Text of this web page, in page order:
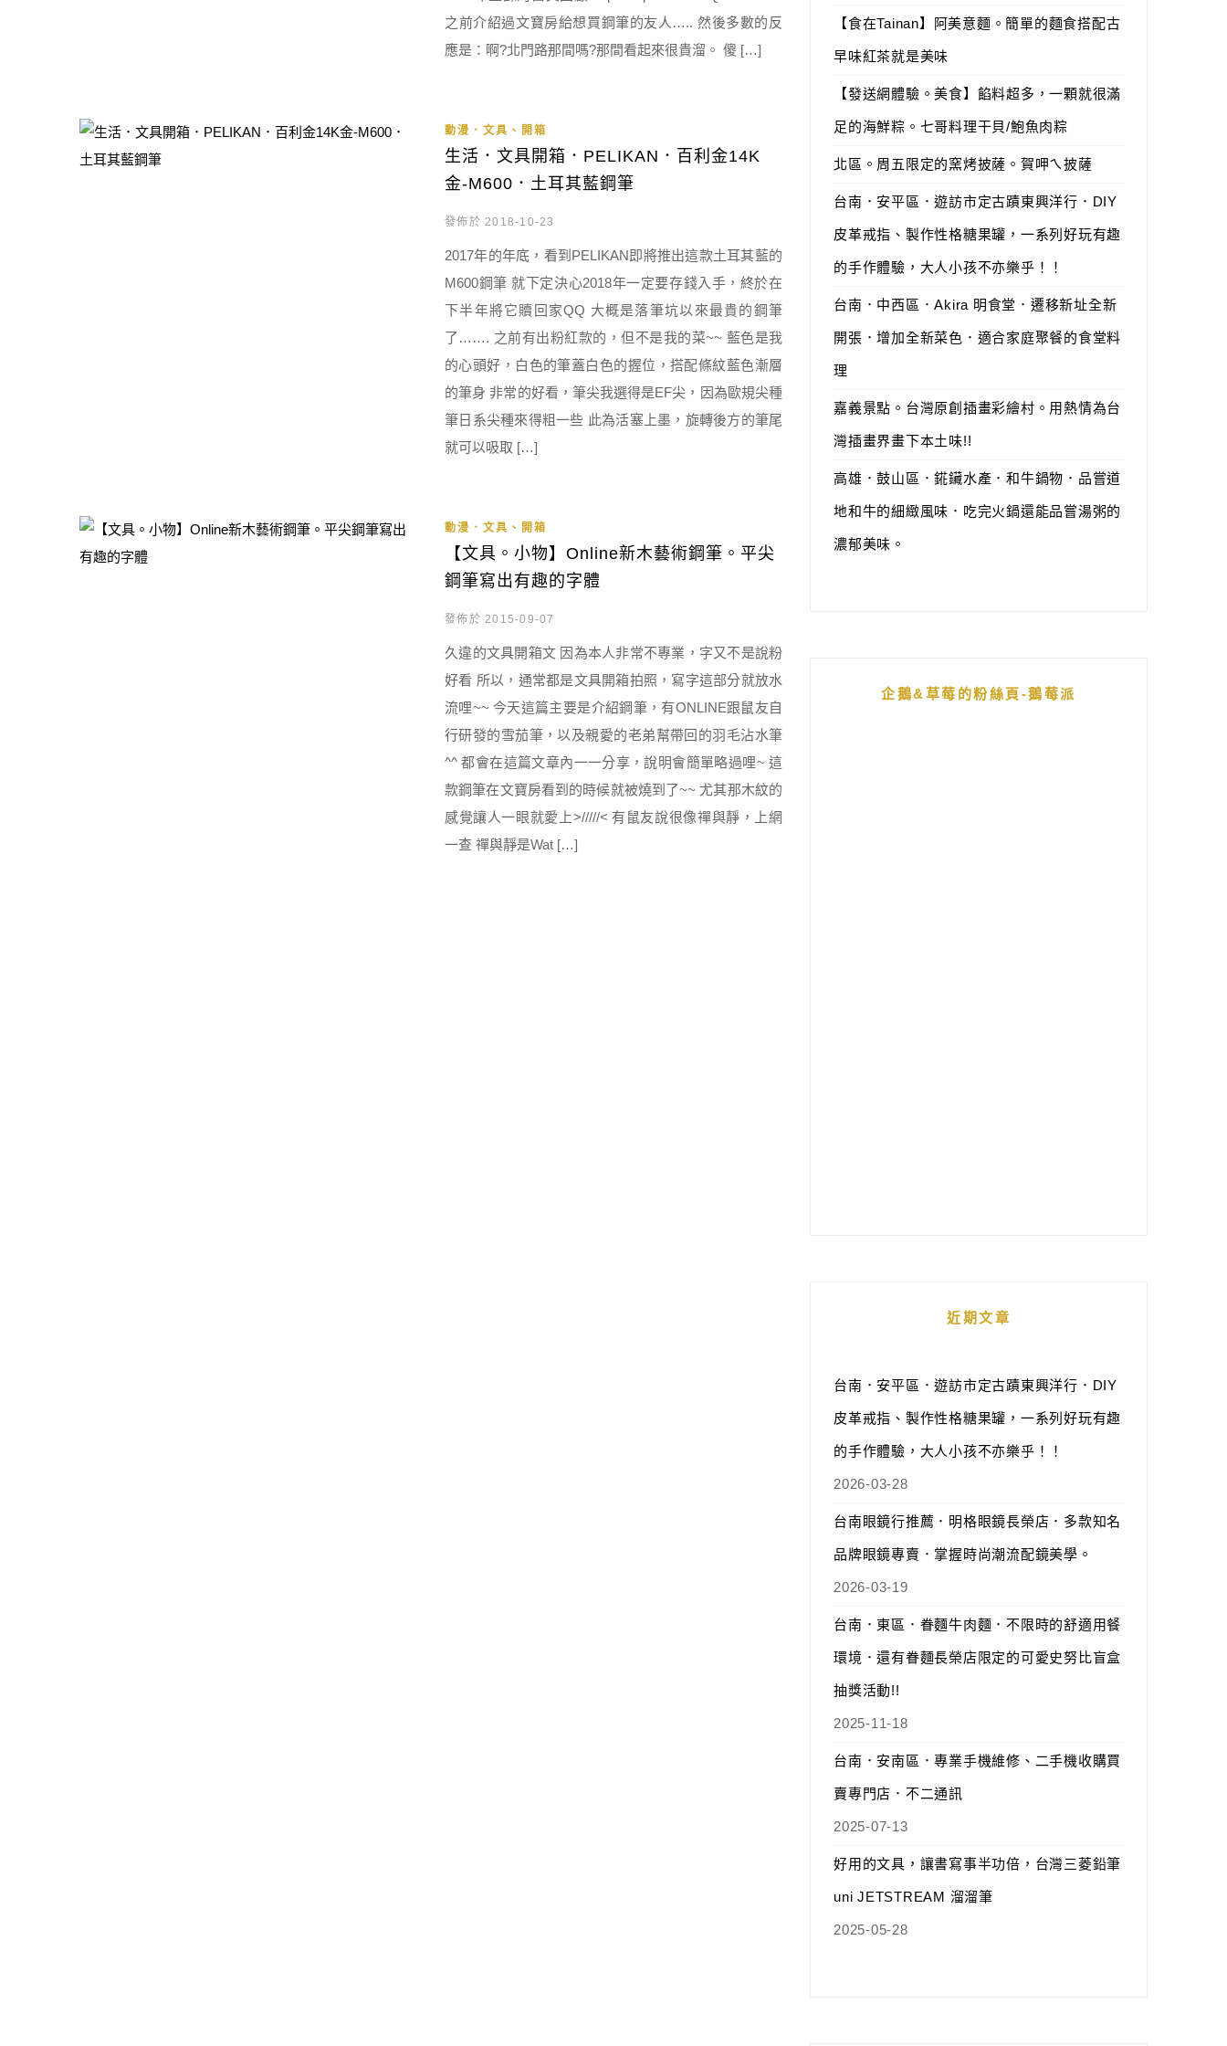
之前介紹過文寶房給想買鋼筆的友人….. 然後多數的反
應是：啊?北門路那間嗎?那間看起來很貴溜。 傻 […]
動漫．文具、開箱
生活．文具開箱．PELIKAN．百利金14K
金-M600．土耳其藍鋼筆
發佈於 2018-10-23
2017年的年底，看到PELIKAN即將推出這款土耳其藍的
M600鋼筆 就下定決心2018年一定要存錢入手，終於在
下半年將它贖回家QQ 大概是落筆坑以來最貴的鋼筆
了……. 之前有出粉紅款的，但不是我的菜~~ 藍色是我
的心頭好，白色的筆蓋白色的握位，搭配條紋藍色漸層
的筆身 非常的好看，筆尖我選得是EF尖，因為歐規尖種
筆日系尖種來得粗一些 此為活塞上墨，旋轉後方的筆尾
就可以吸取 […]
動漫．文具、開箱
【文具。小物】Online新木藝術鋼筆。平尖
鋼筆寫出有趣的字體
發佈於 2015-09-07
久違的文具開箱文 因為本人非常不專業，字又不是說粉
好看 所以，通常都是文具開箱拍照，寫字這部分就放水
流哩~~ 今天這篇主要是介紹鋼筆，有ONLINE跟鼠友自
行研發的雪茄筆，以及親愛的老弟幫帶回的羽毛沾水筆
^^ 都會在這篇文章內一一分享，說明會簡單略過哩~ 這
款鋼筆在文寶房看到的時候就被燒到了~~ 尤其那木紋的
感覺讓人一眼就愛上>/////< 有鼠友說很像禪與靜，上網
一查 禪與靜是Wat […]
【食在Tainan】阿美意麵。簡單的麵食搭配古
早味紅茶就是美味
【發送網體驗。美食】餡料超多，一顆就很滿
足的海鮮粽。七哥料理干貝/鮑魚肉粽
北區。周五限定的窯烤披薩。賀呷ㄟ披薩
台南．安平區．遊訪市定古蹟東興洋行．DIY
皮革戒指、製作性格糖果罐，一系列好玩有趣
的手作體驗，大人小孩不亦樂乎！！
台南．中西區．Akira 明食堂．遷移新址全新
開張．增加全新菜色．適合家庭聚餐的食堂料
理
嘉義景點。台灣原創插畫彩繪村。用熱情為台
灣插畫界畫下本土味!!
高雄．鼓山區．錵鑶水產．和牛鍋物．品嘗道
地和牛的細緻風味．吃完火鍋還能品嘗湯粥的
濃郁美味。
企鵝&草莓的粉絲頁-鵝莓派
近期文章
台南．安平區．遊訪市定古蹟東興洋行．DIY
皮革戒指、製作性格糖果罐，一系列好玩有趣
的手作體驗，大人小孩不亦樂乎！！
2026-03-28
台南眼鏡行推薦．明格眼鏡長榮店．多款知名
品牌眼鏡專賣．掌握時尚潮流配鏡美學。
2026-03-19
台南．東區．眷麵牛肉麵．不限時的舒適用餐
環境．還有眷麵長榮店限定的可愛史努比盲盒
抽獎活動!!
2025-11-18
台南．安南區．專業手機維修、二手機收購買
賣專門店．不二通訊
2025-07-13
好用的文具，讓書寫事半功倍，台灣三菱鉛筆
uni JETSTREAM 溜溜筆
2025-05-28